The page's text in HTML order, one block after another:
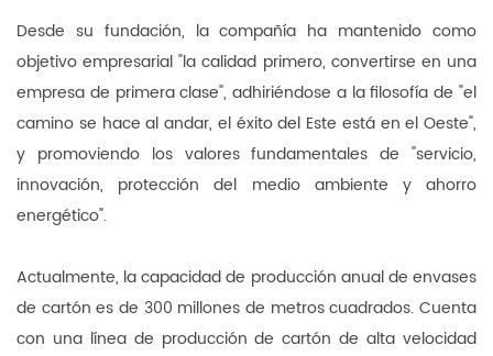
Desde su fundación, la compañía ha mantenido como
objetivo empresarial "la calidad primero, convertirse en una
empresa de primera clase", adhiriéndose a la filosofía de "el
camino se hace al andar, el éxito del Este está en el Oeste",
y promoviendo los valores fundamentales de "servicio,
innovación, protección del medio ambiente y ahorro
energético".
Actualmente, la capacidad de producción anual de envases
de cartón es de 300 millones de metros cuadrados. Cuenta
con una línea de producción de cartón de alta velocidad